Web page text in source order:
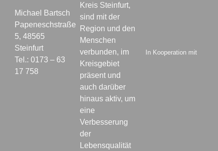
Michael Bartsch
Papeneschstraße
5, 48565
Steinfurt
Tel.: 0173 – 63
17 758
Kreis Steinfurt,
sind mit der
Region und den
Menschen
verbunden, im
Kreisgebiet
präsent und
auch darüber
hinaus aktiv, um
eine
Verbesserung
der
Lebensqualität
In Kooperation mit